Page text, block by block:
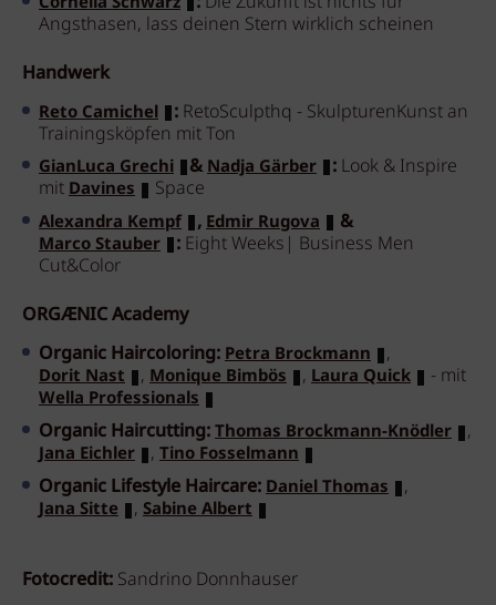
Angsthasen, lass deinen Stern wirklich scheinen
Handwerk
Reto Camichel : RetoSculpthq - SkulpturenKunst an
Trainingsköpfen mit Ton
GianLuca Grechi &Nadja Gärber : Look & Inspire
mitDavines Space
Alexandra Kempf ,Edmir Rugova &
Marco Stauber : Eight Weeks| Business Men
Cut&Color
ORGÆNIC Academy
Organic Haircoloring:Petra Brockmann ,
Dorit Nast , Monique Bimbös , Laura Quick - mit
Wella Professionals
Organic Haircutting:Thomas Brockmann-Knödler ,
Jana Eichler , Tino Fosselmann
Organic Lifestyle Haircare:Daniel Thomas ,
Jana Sitte , Sabine Albert
Fotocredit: Sandrino Donnhauser